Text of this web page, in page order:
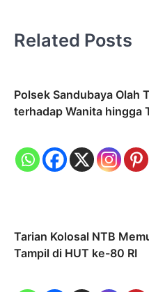
Related Posts
Polsek Sandubaya Olah
terhadap Wanita hingga
Tarian Kolosal NTB
Tampil di HUT ke-80 RI